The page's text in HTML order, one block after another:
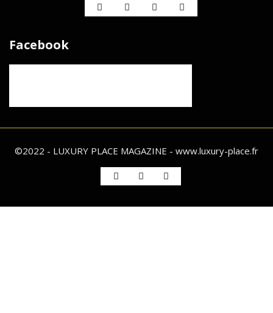
Facebook
©2022 - LUXURY PLACE MAGAZINE - www.luxury-place.fr